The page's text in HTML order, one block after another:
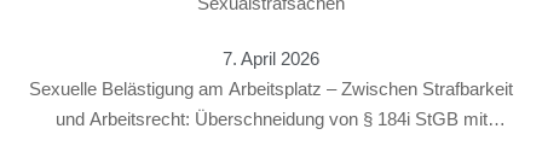
7. April 2026
Sexuelle Belästigung am Arbeitsplatz – Zwischen Strafbarkeit
und Arbeitsrecht: Überschneidung von § 184i StGB mit